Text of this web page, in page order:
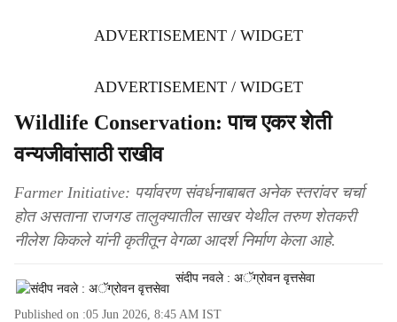
ADVERTISEMENT / WIDGET
ADVERTISEMENT / WIDGET
Wildlife Conservation: पाच एकर शेती
वन्यजीवांसाठी राखीव
Farmer Initiative: पर्यावरण संवर्धनाबाबत अनेक स्तरांवर चर्चा
होत असताना राजगड तालुक्यातील साखर येथील तरुण शेतकरी
नीलेश किकले यांनी कृतीतून वेगळा आदर्श निर्माण केला आहे.
संदीप नवले : अॅग्रोवन वृत्तसेवा
Published on :05 Jun 2026, 8:45 AM IST